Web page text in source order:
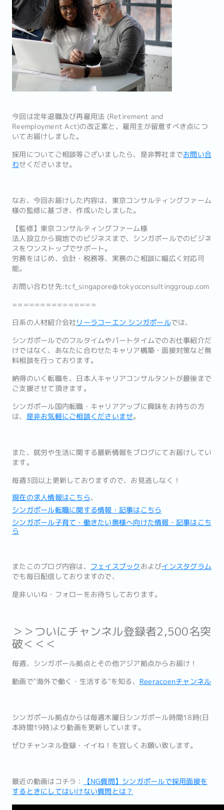
今回は定年退職及び再雇用法 (Retirement and
Reemployment Act)の改正案と、雇用主が留意すべき点につ
いてお届けしました。
採用についてご相談等ございましたら、是非弊社までお問い合
わせくださいませ。
なお、今回お届けした内容は、東京コンサルティングファーム
様の監修に基づき、作成いたしました。
【監修】東京コンサルティングファーム様
法人設立から現地でのビジネスまで、シンガポールでのビジネ
スをワンストップでサポート。
労務をはじめ、会計・税務等、実務のご相談に幅広く対応可
能。
お問い合わせ先:tcf_singapore@tokyoconsultinggroup.com
===============
日系の人材紹介会社リーラコーエン シンガポールでは、
シンガポールでのフルタイムやパートタイムでのお仕事紹介だ
けではなく、あなたに合わせたキャリア構築・ 面接対策など無
料相談を行っております。
納得のいく転職を、 日本人キャリアコンサルタントが最後まで
ご支援させて頂きます。
シンガポール国内転職・キャリアアップに興味をお持ちの方
は、 是非お気軽にご相談くださいませ。
また、 就労や生活に関する最新情報をブログにてお届けしてい
ます。
毎週3回以上更新しておりますので、お見逃しなく！
現在の求人情報はこちら、
シンガポール転職に関する情報・記事はこちら
シンガポール子育て・働きたい奥様へ向けた情報・記事はこち
ら
またこのブログ内容は、 フェイスブック およびインスタグラム
でも毎日配信しておりますので、
是非いいね・フォローをお待ちしております。
＞＞ついにチャンネル登録者2,500名突
破＜＜＜
毎週、シンガポール拠点とその他アジア拠点からお届け！
動画で"海外で働く・生活する"を知る、 Reeracoenチャ ンネル
シンガポール拠点からは毎週木曜日シンガポール時間18時(日
本時間19時)より動画を更新しています。
ぜひチャンネル登録・イイね！を宜しくお願い致します。
最近の動画はコチラ：
【NG質問】シンガポールで採用面接を
するときにしてはいけない質問とは？